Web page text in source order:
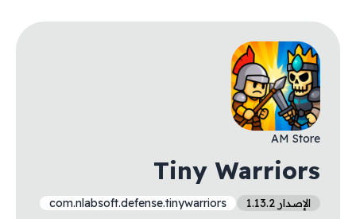
AM Store
Tiny Warriors
الإصدار 1.13.2 com.nlabsoft.defense.tinywarriors